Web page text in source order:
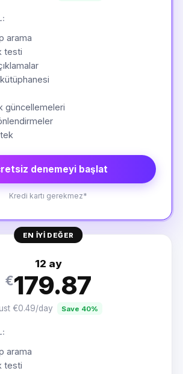
arama
testi
güncellemeleri
denemeyi başlat
Kredi kartı gerekmez*
EN IYI DEĞER
12 ay
€179.87
€0.49/day Save 40%
arama
testi